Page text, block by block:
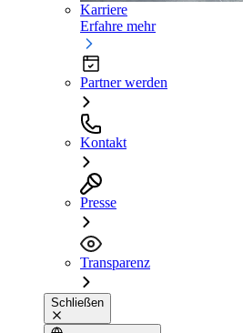
Karriere
Erfahre mehr
Partner werden
Kontakt
Presse
Transparenz
Schließen